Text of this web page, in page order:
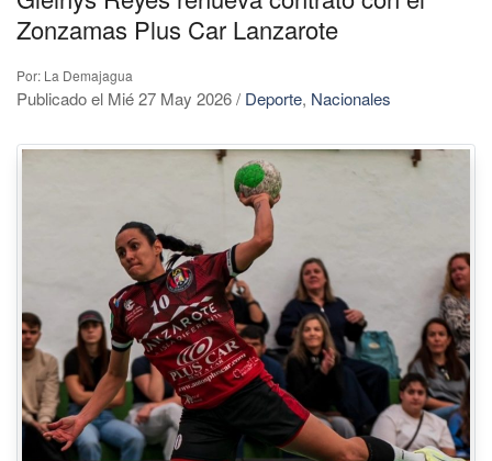
Zonzamas Plus Car Lanzarote
Por: La Demajagua
Publicado el Mié 27 May 2026/ Deporte, Nacionales